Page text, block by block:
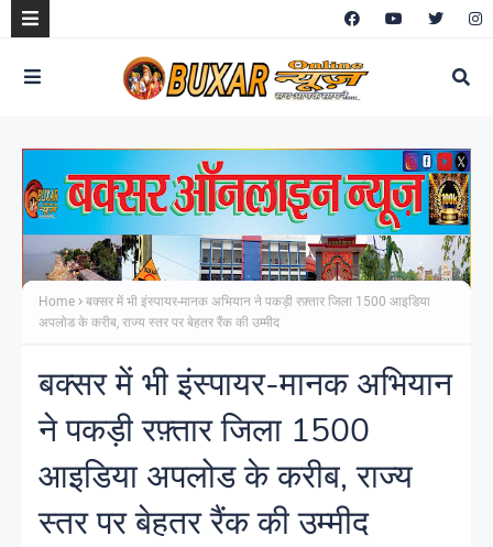
Home
बक्सर में भी इंस्पायर-मानक अभियान ने पकड़ी रफ़्तार जिला 1500 आइडिया
अपलोड के करीब, राज्य स्तर पर बेहतर रैंक की उम्मीद
बक्सर में भी इंस्पायर-मानक अभियान
ने पकड़ी रफ़्तार जिला 1500
आइडिया अपलोड के करीब, राज्य
स्तर पर बेहतर रैंक की उम्मीद